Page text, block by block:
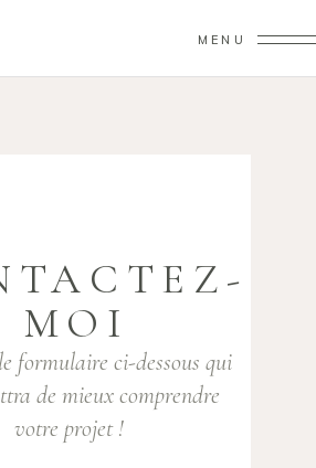
MENU
MOI
formulaire ci-dessous qui
de mieux comprendre
votre projet !